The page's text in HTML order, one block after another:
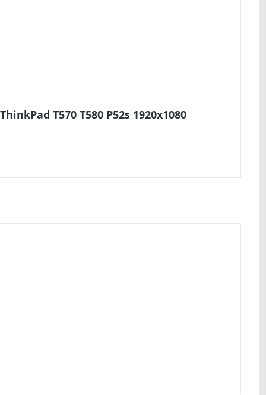
T570 T580 P52s 1920x1080